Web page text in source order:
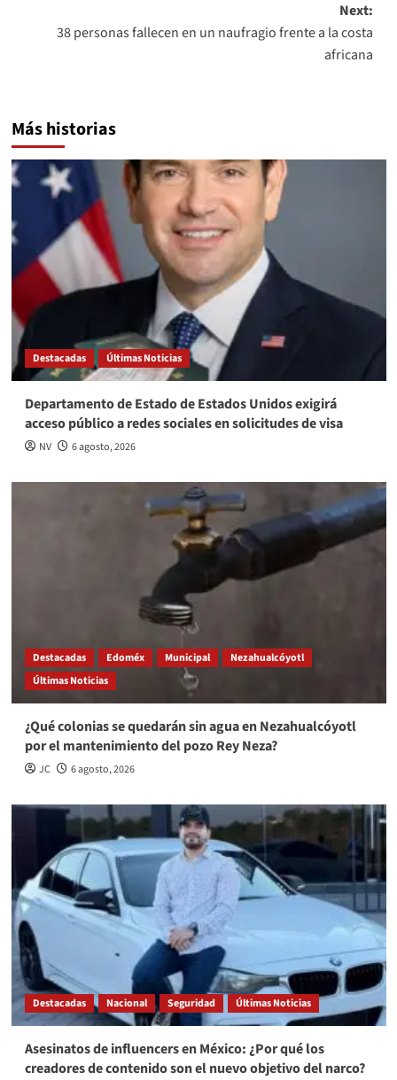
Next:
38 personas fallecen en un naufragio frente a la costa
africana
Más historias
Destacadas Últimas Noticias
Departamento de Estado de Estados Unidos exigirá
acceso público a redes sociales en solicitudes de visa
NV 6 agosto, 2026
Destacadas Edoméx Municipal
Nezahualcóyotl
Últimas Noticias
¿Qué colonias se quedarán sin agua en Nezahualcóyotl
por el mantenimiento del pozo Rey Neza?
JC 6 agosto, 2026
Destacadas Nacional Seguridad Últimas Noticias
Asesinatos de influencers en México: ¿Por qué los
creadores de contenido son el nuevo objetivo del narco?